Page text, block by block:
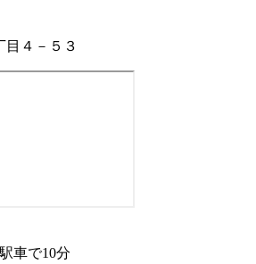
目４－５３
車で10分